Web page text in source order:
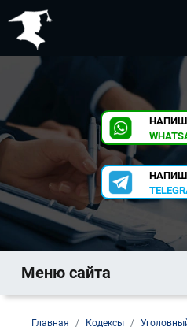
Меню сайта
Главная Кодексы